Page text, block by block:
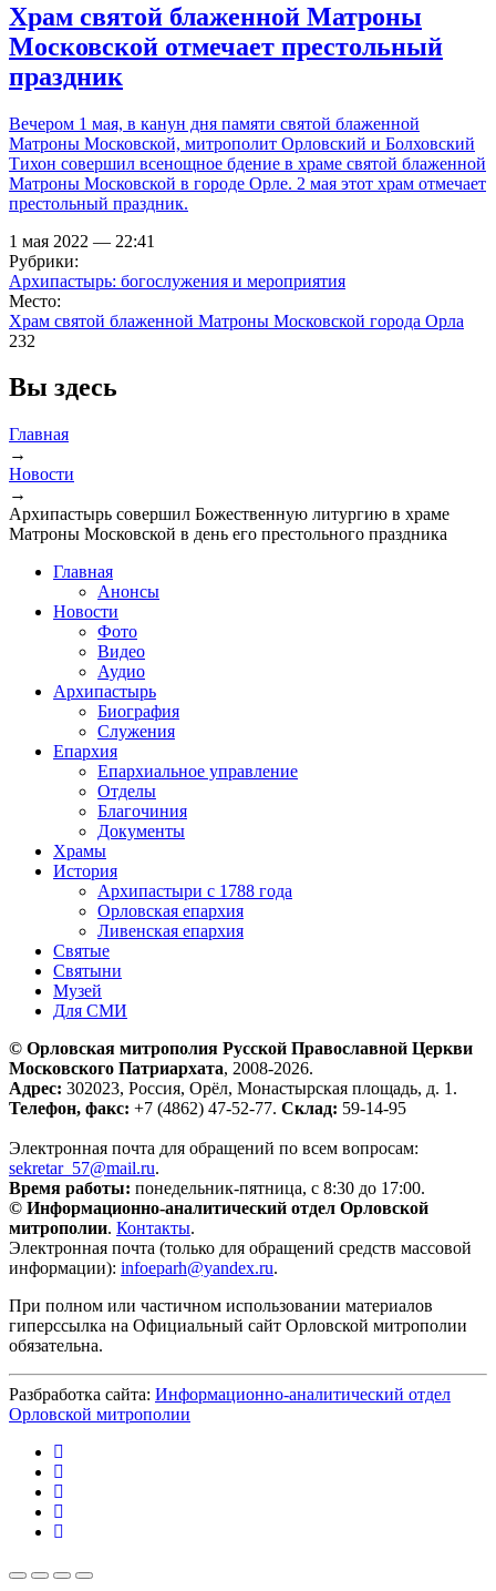
Храм святой блаженной Матроны
Московской отмечает престольный
праздник
Вечером 1 мая, в канун дня памяти святой блаженной
Матроны Московской, митрополит Орловский и Болховский
Тихон совершил всенощное бдение в храме святой блаженной
Матроны Московской в городе Орле. 2 мая этот храм отмечает
престольный праздник.
1 мая 2022 — 22:41
Рубрики:
Архипастырь: богослужения и мероприятия
Место:
Храм святой блаженной Матроны Московской города Орла
232
Вы здесь
Главная
→
Новости
→
Архипастырь совершил Божественную литургию в храме
Матроны Московской в день его престольного праздника
Главная
Анонсы
Новости
Фото
Видео
Аудио
Архипастырь
Биография
Служения
Епархия
Епархиальное управление
Отделы
Благочиния
Документы
Храмы
История
Архипастыри с 1788 года
Орловская епархия
Ливенская епархия
Святые
Святыни
Музей
Для СМИ
© Орловская митрополия Русской Православной Церкви
Московского Патриархата, 2008-2026.
Адрес: 302023, Россия, Орёл, Монастырская площадь, д. 1.
Телефон, факс: +7 (4862) 47-52-77. Склад: 59-14-95
Электронная почта для обращений по всем вопросам:
sekretar_57@mail.ru.
Время работы: понедельник-пятница, с 8:30 до 17:00.
© Информационно-аналитический отдел Орловской
митрополии. Контакты.
Электронная почта (только для обращений средств массовой
информации): infoeparh@yandex.ru.
При полном или частичном использовании материалов
гиперссылка на Официальный сайт Орловской митрополии
обязательна.
Разбработка сайта: Информационно-аналитический отдел
Орловской митрополии